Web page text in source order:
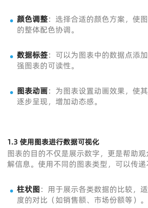
颜色调整：选择合适的颜色方案，使
的整体配色协调。
数据标签：可以为图表中的数据点添
强图表的可读性。
图表动画：为图表设置动画效果，使
逐步呈现，增加动态感。
1.3 使用图表进行数据可视化
图表的目的不仅是展示数字，更是帮助
解信息。使用不同的图表类型，可以传递
柱状图：用于展示各类数据的比较，
度的对比（如销售额、市场份额等）。